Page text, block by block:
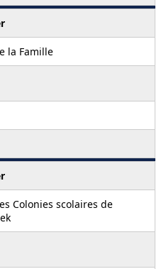
la Famille
Colonies scolaires de